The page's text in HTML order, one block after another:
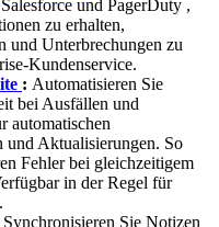
und PagerDuty ,
zu erhalten,
und Unterbrechungen zu
Kundenservice.
: Automatisieren Sie
bei Ausfällen und
automatischen
Aktualisierungen. So
Fehler bei gleichzeitigem
in der Regel für
Synchronisieren Sie Notizen